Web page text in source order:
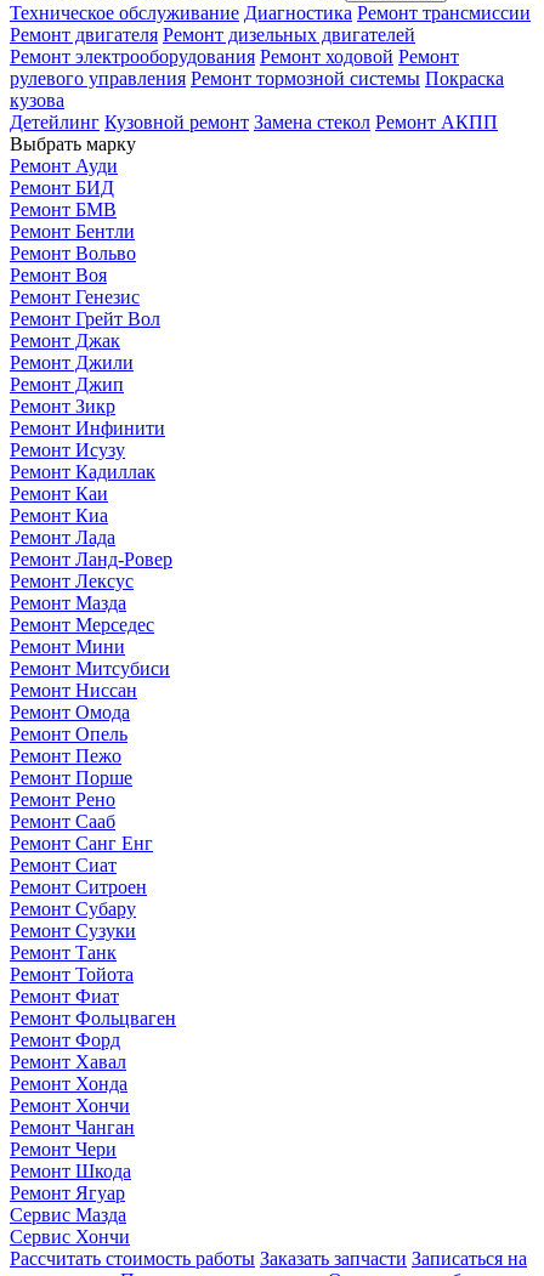
Техническое обслуживание Диагностика Ремонт трансмиссии
Ремонт двигателя Ремонт дизельных двигателей
Ремонт электрооборудования Ремонт ходовой Ремонт
рулевого управления Ремонт тормозной системы Покраска
кузова
Детейлинг Кузовной ремонт Замена стекол Ремонт АКПП
Выбрать марку
Ремонт Ауди
Ремонт БИД
Ремонт БМВ
Ремонт Бентли
Ремонт Вольво
Ремонт Воя
Ремонт Генезис
Ремонт Грейт Вол
Ремонт Джак
Ремонт Джили
Ремонт Джип
Ремонт Зикр
Ремонт Инфинити
Ремонт Исузу
Ремонт Кадиллак
Ремонт Каи
Ремонт Киа
Ремонт Лада
Ремонт Ланд-Ровер
Ремонт Лексус
Ремонт Мазда
Ремонт Мерседес
Ремонт Мини
Ремонт Митсубиси
Ремонт Ниссан
Ремонт Омода
Ремонт Опель
Ремонт Пежо
Ремонт Порше
Ремонт Рено
Ремонт Сааб
Ремонт Санг Енг
Ремонт Сиат
Ремонт Ситроен
Ремонт Субару
Ремонт Сузуки
Ремонт Танк
Ремонт Тойота
Ремонт Фиат
Ремонт Фольцваген
Ремонт Форд
Ремонт Хавал
Ремонт Хонда
Ремонт Хончи
Ремонт Чанган
Ремонт Чери
Ремонт Шкода
Ремонт Ягуар
Сервис Мазда
Сервис Хончи
Рассчитать стоимость работы Заказать запчасти Записаться на